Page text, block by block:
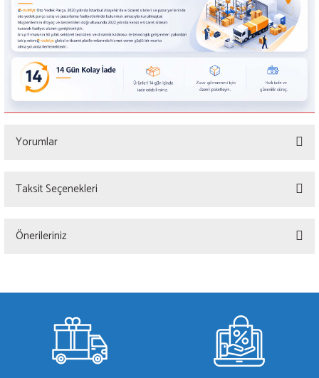
Yorumlar
Taksit Seçenekleri
Önerileriniz
gördüğünüz noktaları öneri formunu kullanarak tarafımıza iletebilirsiniz.
Ürün resmi kalitesiz, bozuk veya görüntülenemiyor.
Ürün açıklamasında eksik bilgiler bulunuyor.